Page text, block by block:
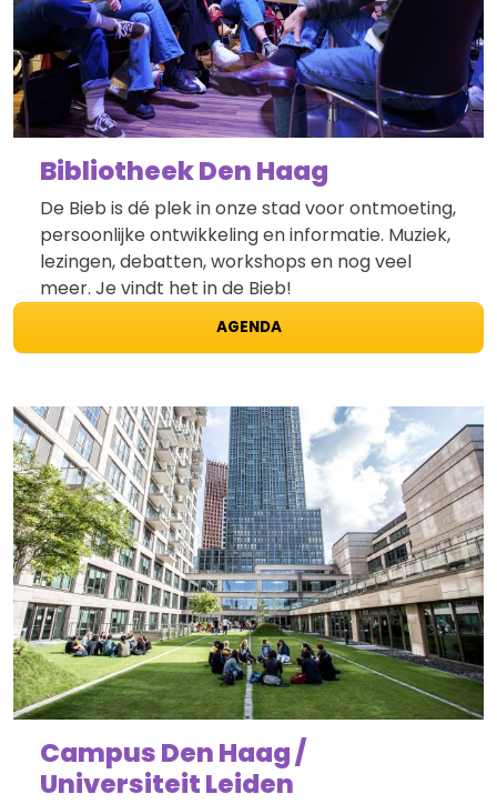
Bibliotheek Den Haag
De Bieb is dé plek in onze stad voor ontmoeting,
persoonlijke ontwikkeling en informatie. Muziek,
lezingen, debatten, workshops en nog veel
meer. Je vindt het in de Bieb!
AGENDA
Campus Den Haag /
Universiteit Leiden